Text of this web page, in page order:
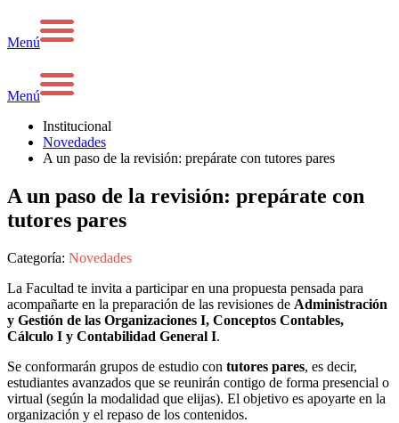
Menú
Menú
Institucional
Novedades
A un paso de la revisión: prepárate con tutores pares
A un paso de la revisión: prepárate con
tutores pares
Categoría: Novedades
La Facultad te invita a participar en una propuesta pensada para
acompañarte en la preparación de las revisiones de Administración
y Gestión de las Organizaciones I, Conceptos Contables,
Cálculo I y Contabilidad General I.
Se conformarán grupos de estudio con tutores pares, es decir,
estudiantes avanzados que se reunirán contigo de forma presencial o
virtual (según la modalidad que elijas). El objetivo es apoyarte en la
organización y el repaso de los contenidos.